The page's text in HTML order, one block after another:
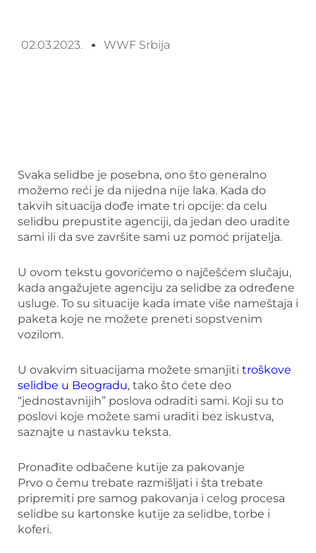
02.03.2023. WWF Srbija
Svaka selidbe je posebna, ono što generalno
možemo reći je da nijedna nije laka. Kada do
takvih situacija dođe imate tri opcije: da celu
selidbu prepustite agenciji, da jedan deo uradite
sami ili da sve završite sami uz pomoć prijatelja.
U ovom tekstu govorićemo o najčešćem slučaju,
kada angažujete agenciju za selidbe za određene
usluge. To su situacije kada imate više nameštaja i
paketa koje ne možete preneti sopstvenim
vozilom.
U ovakvim situacijama možete smanjiti troškove
selidbe u Beogradu, tako što ćete deo
“jednostavnijih” poslova odraditi sami. Koji su to
poslovi koje možete sami uraditi bez iskustva,
saznajte u nastavku teksta.
Pronađite odbačene kutije za pakovanje
Prvo o čemu trebate razmišljati i šta trebate
pripremiti pre samog pakovanja i celog procesa
selidbe su kartonske kutije za selidbe, torbe i
koferi.